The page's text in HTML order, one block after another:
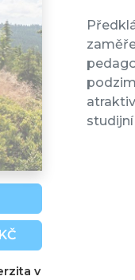
v